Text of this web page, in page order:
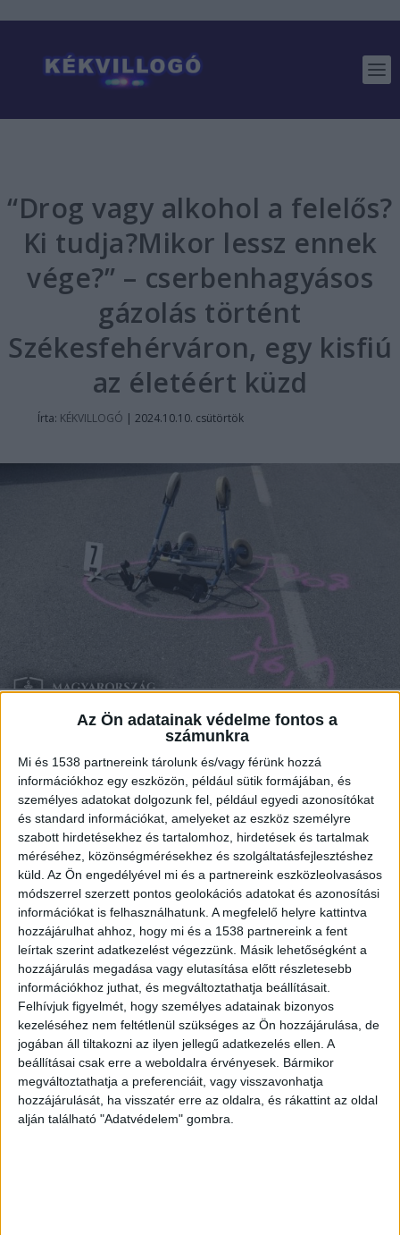
Az Ön adatainak védelme fontos a
számunkra
Mi és 1538 partnereink tárolunk és/vagy férünk hozzá
információkhoz egy eszközön, például sütik formájában, és
személyes adatokat dolgozunk fel, például egyedi azonosítókat
és standard információkat, amelyeket az eszköz személyre
szabott hirdetésekhez és tartalomhoz, hirdetések és tartalmak
méréséhez, közönségmérésekhez és szolgáltatásfejlesztéshez
küld. Az Ön engedélyével mi és a partnereink eszközleolvasásos
módszerrel szerzett pontos geolokációs adatokat és azonosítási
információkat is felhasználhatunk. A megfelelő helyre kattintva
hozzájárulhat ahhoz, hogy mi és a 1538 partnereink a fent
leírtak szerint adatkezelést végezzünk. Másik lehetőségként a
hozzájárulás megadása vagy elutasítása előtt részletesebb
információkhoz juthat, és megváltoztathatja beállításait.
Felhívjuk figyelmét, hogy személyes adatainak bizonyos
kezeléséhez nem feltétlenül szükséges az Ön hozzájárulása, de
jogában áll tiltakozni az ilyen jellegű adatkezelés ellen. A
beállításai csak erre a weboldalra érvényesek. Bármikor
megváltoztathatja a preferenciáit, vagy visszavonhatja
hozzájárulását, ha visszatér erre az oldalra, és rákattint az oldal
alján található "Adatvédelem" gombra.
“Drog vagy alkohol a felelős?
Ki tudja?Mikor lessz ennek
vége?” – cserbenhagyásos
gázolás történt
Székesfehérváron, egy kisfiú
az életéért küzd
Írta: KÉKVILLOGÓ | 2024.10.10. csütörtök
Cserbenhagyás gázolás történt
Székesfehérváron az egyik zebrán, miután
zöldre váltott a gyalogosok számára a
jelzés kedden 19 óra után. Errőla súlyosan
megsérült fiú édesanyja írt közösségi
oldalán.
Zebrán gázolt
Az anya azt írja, fia barátaival éppen chips
vásárlás után sétáltak, amikor a tragédia történt.
A zebrához azonban nagy sebességgel érkezett
egy kék Skoda, ami elütötte fiát.Felpattant a
szélvédőre, majd a motorháztetőre, majd 6
méter után a betonra esett.